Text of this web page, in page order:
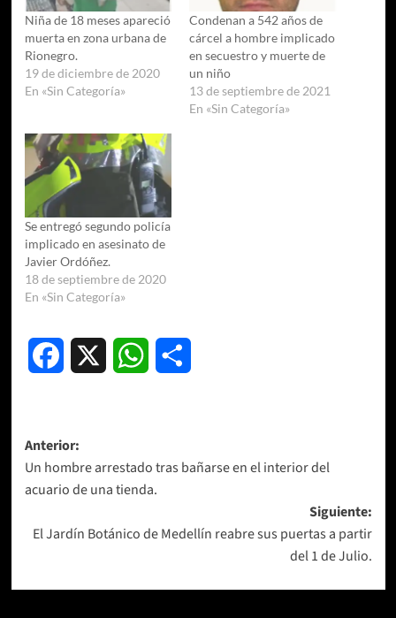
Niña de 18 meses apareció
muerta en zona urbana de
Rionegro.
19 de diciembre de 2020
En «Sin Categoría»
Condenan a 542 años de
cárcel a hombre implicado
en secuestro y muerte de
un niño
13 de septiembre de 2021
En «Sin Categoría»
Se entregó segundo policía
implicado en asesinato de
Javier Ordóñez.
18 de septiembre de 2020
En «Sin Categoría»
Facebook WhatsApp
Navegación
de
entradas
Anterior:
Un hombre arrestado tras bañarse en el interior del
acuario de una tienda.
Siguiente:
El Jardín Botánico de Medellín reabre sus puertas a partir
del 1 de Julio.